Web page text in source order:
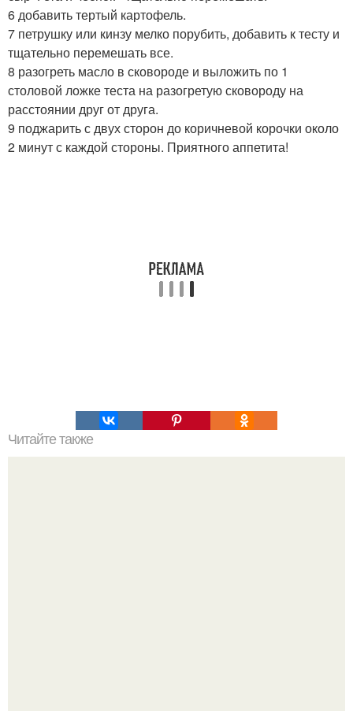
6 добавить тертый картофель.
7 петрушку или кинзу мелко порубить, добавить к тесту и
тщательно перемешать все.
8 разогреть масло в сковороде и выложить по 1
столовой ложке теста на разогретую сковороду на
расстоянии друг от друга.
9 поджарить с двух сторон до коричневой корочки около
2 минут с каждой стороны. Приятного аппетита!
Читайте также